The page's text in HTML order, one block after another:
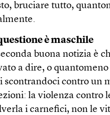
bruciare tutto,
è maschile
buona notizia è
a dire, o
scontrandoci contro un
la violenza contro
i carnefici, non le